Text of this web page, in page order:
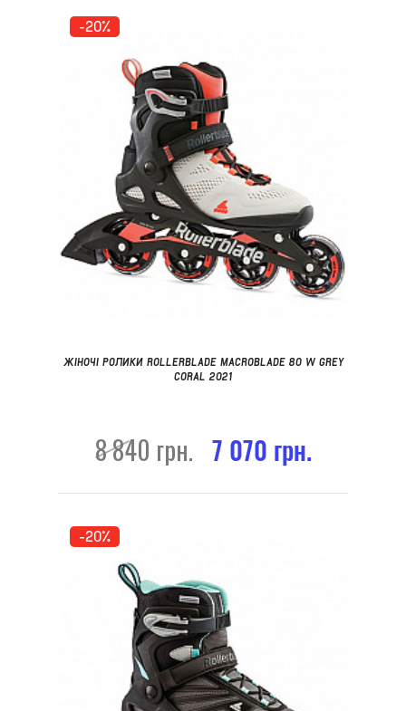
-20%
ЖІНОЧІ РОЛИКИ ROLLERBLADE MACROBLADE 80 W GREY
CORAL 2021
8 840 грн. 7 070 грн.
-20%